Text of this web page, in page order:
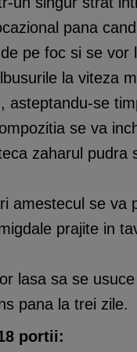
pana
pe foc si se vor
la viteza
asteptandu-se
se va
zaharul pudra
amestecul se va
prajite in
lasa sa se
pana la trei zile.
portii: